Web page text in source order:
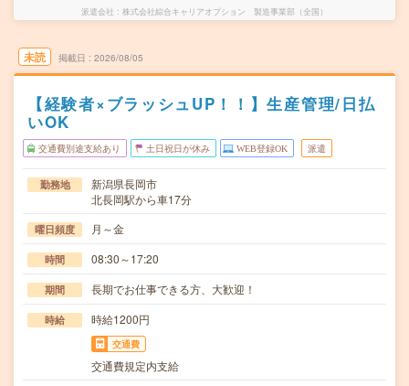
派遣会社 株式会社綜合キャリアオプション 製造事業部（全国）
未読 掲載日 2026/08/05
【経験者×ブラッシュUP！！】生産管理/日払
いOK
交通費別途支給あり 土日祝日が休み WEB登録OK 派遣
勤務地
新潟県長岡市
北長岡駅から車17分
曜日頻度 月～金
時間 08:30～17:20
期間 長期でお仕事できる方、大歓迎！
時給 時給1200円
交通費
交通費規定内支給